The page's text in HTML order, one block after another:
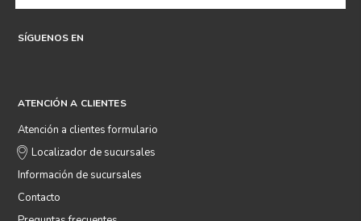
SÍGUENOS EN
ATENCIÓN A CLIENTES
Atención a clientes formulario
Localizador de sucursales
Información de sucursales
Contacto